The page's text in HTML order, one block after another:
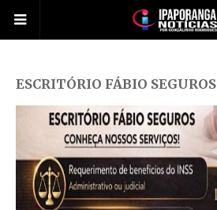
ESCRITÓRIO FÁBIO SEGUROS